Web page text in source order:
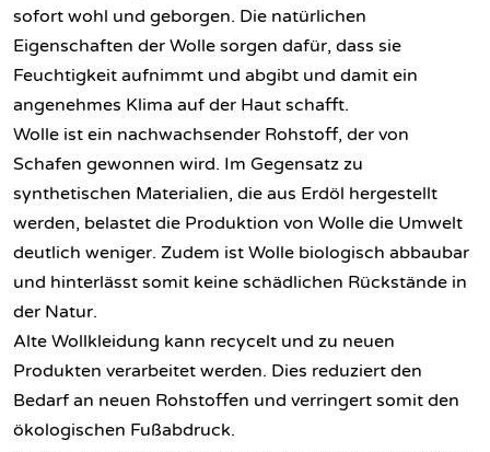
sofort wohl und geborgen. Die natürlichen
Eigenschaften der Wolle sorgen dafür, dass sie
Feuchtigkeit aufnimmt und abgibt und damit ein
angenehmes Klima auf der Haut schafft.
Wolle ist ein nachwachsender Rohstoff, der von
Schafen gewonnen wird. Im Gegensatz zu
synthetischen Materialien, die aus Erdöl hergestellt
werden, belastet die Produktion von Wolle die Umwelt
deutlich weniger. Zudem ist Wolle biologisch abbaubar
und hinterlässt somit keine schädlichen Rückstände in
der Natur.
Alte Wollkleidung kann recycelt und zu neuen
Produkten verarbeitet werden. Dies reduziert den
Bedarf an neuen Rohstoffen und verringert somit den
ökologischen Fußabdruck.